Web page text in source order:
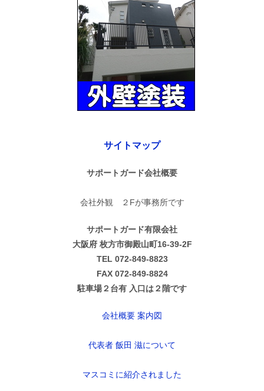
サイトマップ
サポートガード会社概要
会社外観 ２Fが事務所です
サポートガード有限会社
大阪府 枚方市御殿山町16-39-2F
TEL 072-849-8823
FAX 072-849-8824
駐車場２台有 入口は２階です
会社概要 案内図
代表者 飯田 滋について
マスコミに紹介されました